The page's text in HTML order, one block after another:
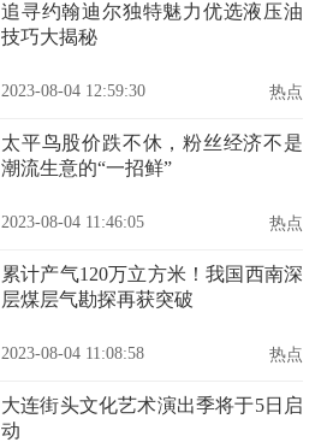
追寻约翰迪尔独特魅力优选液压油
技巧大揭秘
2023-08-04 12:59:30 热点
太平鸟股价跌不休，粉丝经济不是
潮流生意的“一招鲜”
2023-08-04 11:46:05 热点
累计产气120万立方米！我国西南深
层煤层气勘探再获突破
2023-08-04 11:08:58 热点
大连街头文化艺术演出季将于5日启
动